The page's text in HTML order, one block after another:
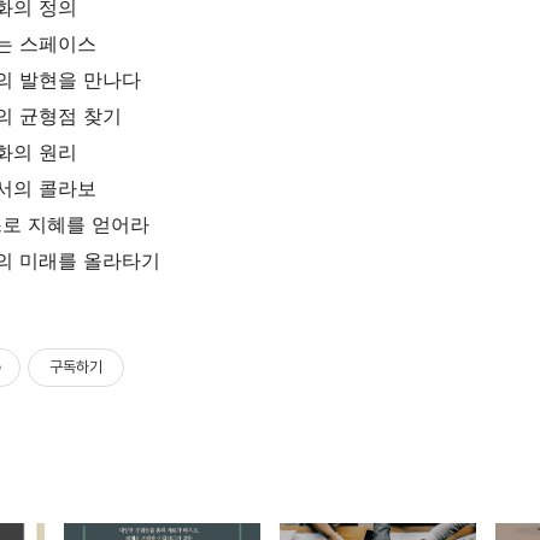
의 정의
스페이스
발현을 만나다
균형점 찾기
의 원리
의 콜라보
지혜를 얻어라
미래를 올라타기
구독하기